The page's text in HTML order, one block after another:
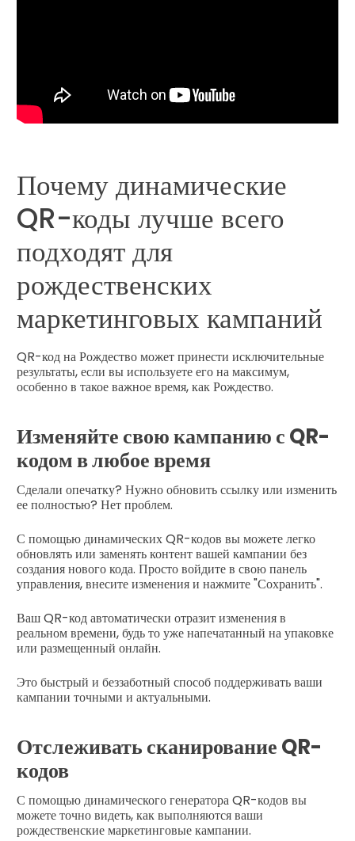
Почему динамические
QR-коды лучше всего
подходят для
рождественских
маркетинговых кампаний
QR-код на Рождество может принести исключительные
результаты, если вы используете его на максимум,
особенно в такое важное время, как Рождество.
Изменяйте свою кампанию с QR-
кодом в любое время
Сделали опечатку? Нужно обновить ссылку или изменить
ее полностью? Нет проблем.
С помощью динамических QR-кодов вы можете легко
обновлять или заменять контент вашей кампании без
создания нового кода. Просто войдите в свою панель
управления, внесите изменения и нажмите "Сохранить".
Ваш QR-код автоматически отразит изменения в
реальном времени, будь то уже напечатанный на упаковке
или размещенный онлайн.
Это быстрый и беззаботный способ поддерживать ваши
кампании точными и актуальными.
Отслеживать сканирование QR-
кодов
С помощью динамического генератора QR-кодов вы
можете точно видеть, как выполняются ваши
рождественские маркетинговые кампании.